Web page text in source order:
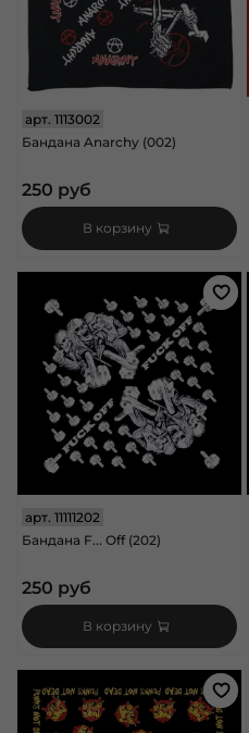
арт. 1113002
Бандана Anarchy (002)
250 руб
В корзину
арт. 11111202
Бандана F... Off (202)
250 руб
В корзину